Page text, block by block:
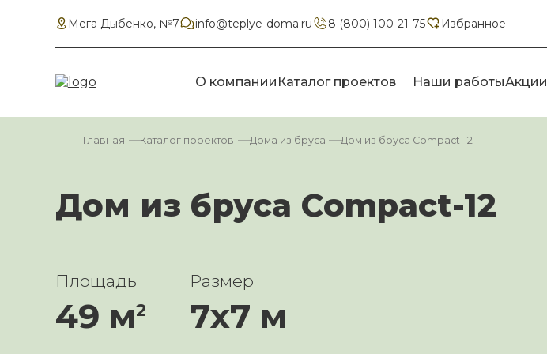
Мега Дыбенко, №7 info@teplye-doma.ru 8 (800) 100-21-75 Избранное
О компании Каталог проектов Наши работыАкции
Главная Каталог проектов Дома из бруса Дом из бруса Compact-12
Дом из бруса Compact-12
Площадь
49 м2
Размер
7х7 м